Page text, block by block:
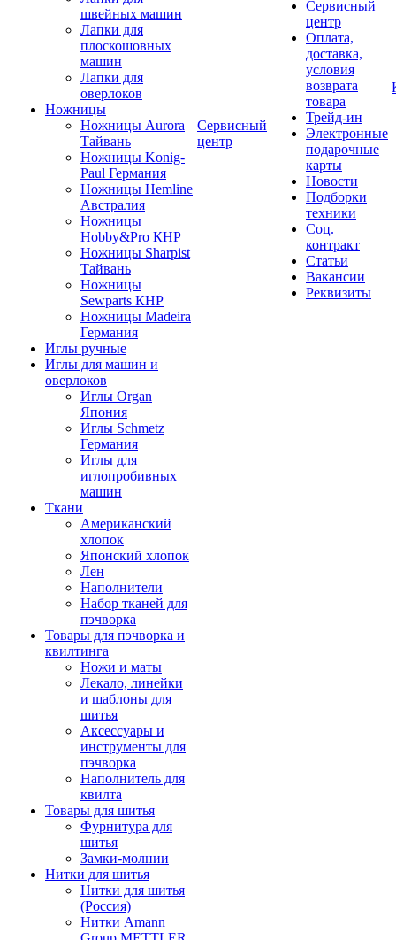
швейных машин
Лапки для
плоскошовных
машин
Лапки для
оверлоков
Ножницы
Ножницы Aurora
Тайвань
Ножницы Konig-
Paul Германия
Ножницы Hemline
Австралия
Ножницы
Hobby&Pro КНР
Ножницы Sharpist
Тайвань
Ножницы
Sewparts КНР
Ножницы Madeira
Германия
Иглы ручные
Иглы для машин и
оверлоков
Иглы Organ
Япония
Иглы Schmetz
Германия
Иглы для
иглопробивных
машин
Ткани
Американский
хлопок
Японский хлопок
Лен
Наполнители
Набор тканей для
пэчворка
Товары для пэчворка и
квилтинга
Ножи и маты
Лекало, линейки
и шаблоны для
шитья
Аксессуары и
инструменты для
пэчворка
Наполнитель для
квилта
Товары для шитья
Фурнитура для
шитья
Замки-молнии
Нитки для шитья
Нитки для шитья
(Россия)
Нитки Amann
Сервисный
центр
Сервисный
центр
Оплата,
доставка,
условия
возврата
товара
Трейд-ин
Электронные
подарочные
карты
Новости
Подборки
техники
Соц.
контракт
Статьи
Вакансии
Реквизиты